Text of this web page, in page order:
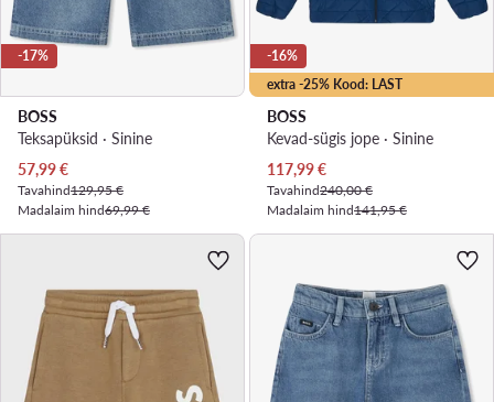
-17%
BOSS
Teksapüksid · Sinine
Praegune hind
57,99€
Tavahind129,95 €
Madalaim hind69,99 €
extra -25% Kood: LAST
-16%
BOSS
Kevad-sügis jope · Sinine
Praegune hind
117,99€
Tavahind240,00 €
Madalaim hind141,95 €